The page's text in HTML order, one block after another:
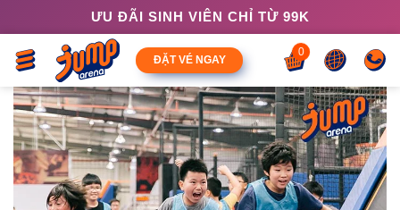
ƯU ĐÃI SINH VIÊN CHỈ TỪ 99K
ĐẶT VÉ NGAY
0